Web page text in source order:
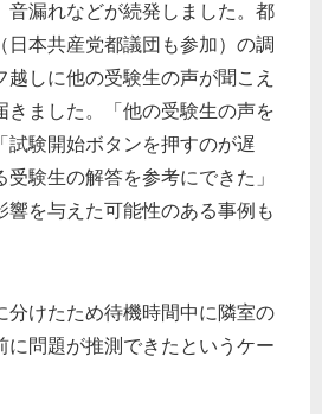
音漏れなどが続発しました。都
日本共産党都議団も参加）の調
越しに他の受験生の声が聞こえ
きました。「他の受験生の声を
試験開始ボタンを押すのが遅
験生の解答を参考にできた」
響を与えた可能性のある事例も
けたため待機時間中に隣室の
に問題が推測できたというケー